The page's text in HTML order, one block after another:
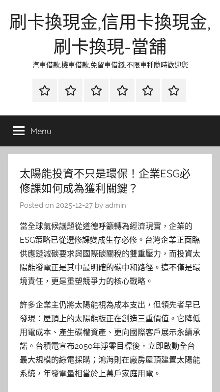
刷卡換現金,信用卡換現金,
刷卡換現-當舖
汽車借款,機車借款,免留車借錢,不限車種隨時歡迎您
首
當
金
網
資
流
時
環
清
聯
徵
Menu
太陽能投資不只是環保！企業ESG必
修課如何成為獲利關鍵？
Posted on 2025-12-27 by admin
當全球氣候議題從道德呼籲轉為經濟現實，企業的
ESG策略已從選修課變成生存必修。台灣企業正面臨
供應鏈減碳要求與國際碳關稅的雙重壓力，而投資太
陽能發電正是其中最明確的碳中和路徑。這不僅是環
境責任，更是重塑競爭力的核心戰略。
許多企業主仍將太陽能視為成本支出，但領先者早已
發現：屋頂上的太陽能板正在創造三重價值。它降低
用電成本、產生碳權資產、更向國際客戶展示永續承
諾。台積電宣布2050年淨零目標後，立即啟動全台
最大規模的綠電採購；鴻海則在廠房屋頂建置太陽能
系統，年發電量相當於上萬戶家庭用電。